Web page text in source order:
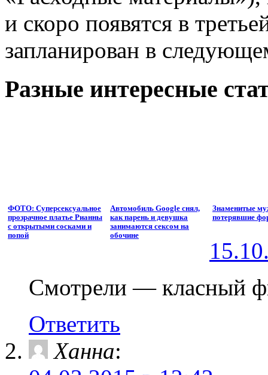
и скоро появятся в
запланирован в
Разные интересные
ФОТО: Суперсексуальное
прозрачное платье Рианны
с открытыми сосками и
попой
Автомобиль Google снял,
как парень и девушка
занимаются сексом на
обочине
Знаменитые
потерявшие
Смотрели — класный
Ответить
Ханна: